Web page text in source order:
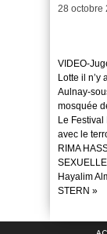
Date
28 octobre
VIDEO-
Lotte il n’y
Aulnay-
mosquée
Le
avec le
RIMA
Hayalim
STERN »